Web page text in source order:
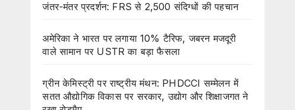
जंतर-मंतर प्रदर्शन: FRS से 2,500 संदिग्धों की पहचान
अमेरिका ने भारत पर लगाया 10% टैरिफ, जबरन मजदूरी
वाले सामान पर USTR का बड़ा फैसला
ग्रीन केमिस्ट्री पर राष्ट्रीय मंथन: PHDCCI सम्मेलन में
सतत औद्योगिक विकास पर सरकार, उद्योग और शिक्षाजगत ने